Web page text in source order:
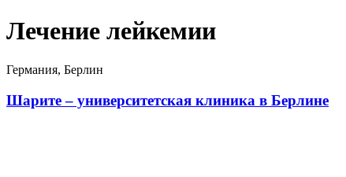
Лечение лейкемии
Германия, Берлин
Шарите – университетская клиника в Берлине